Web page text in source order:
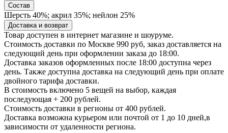
Состав
Шерсть 40%; акрил 35%; нейлон 25%
Доставка и возврат
Товар доступен в интернет магазине и шоуруме.
Стоимость доставки по Москве 990 руб, заказ доставляется на
следующий день при оформлении заказа до 18:00.
Доставка заказов оформленных после 18:00 доступна через
день. Также доступна доставка на следующий день при оплате
двойного тарифа доставки.
В стоимость включено 5 вещей на выбор, каждая
последующая + 200 рублей.
Стоимость доставки в регионы от 400 рублей.
Доставка возможна курьером или почтой от 1 до 10 дней,в
зависимости от удаленности региона.